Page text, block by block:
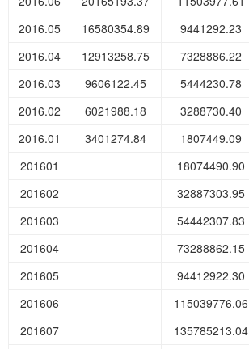
2016.05
16580354.89 9441292.23
2016.04
12913258.75 7328886.22
2016.03
9606122.45 5444230.78
2016.02
6021988.18 3288730.40
2016.01
3401274.84 1807449.09
201601
18074490.90
201602
32887303.95
201603
54442307.83
201604
73288862.15
201605
94412922.30
201606
115039776.06
201607
135785213.04